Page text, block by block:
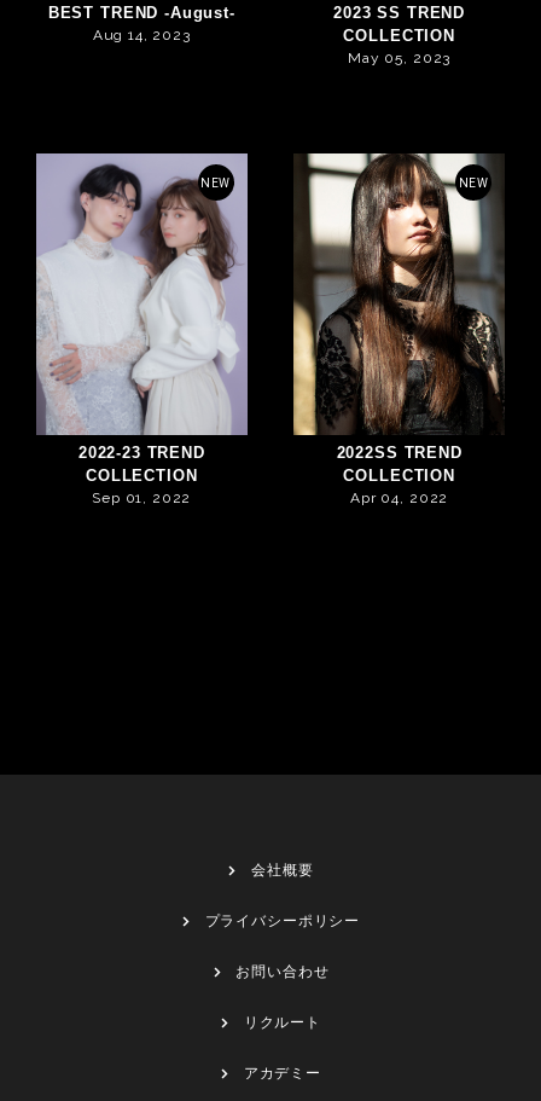
BEST TREND -August-
Aug 14, 2023
2023 SS TREND
COLLECTION
May 05, 2023
NEW
2022-23 TREND
COLLECTION
Sep 01, 2022
NEW
2022SS TREND
COLLECTION
Apr 04, 2022
会社概要
プライバシーポリシー
お問い合わせ
リクルート
アカデミー